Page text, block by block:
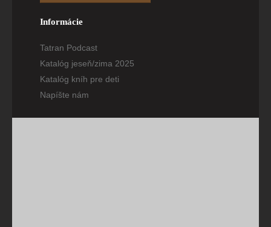
Informácie
Tatran Podcast
Katalóg jeseň/zima 2025
Katalóg kníh pre deti
Napíšte nám